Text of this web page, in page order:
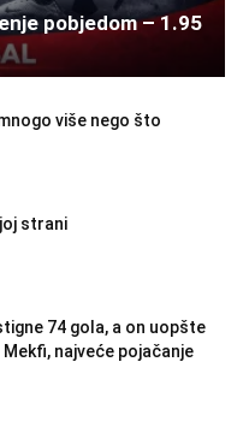
pobjedom – 1.95
više nego što
strani
74 gola, a on uopšte
najveće pojačanje